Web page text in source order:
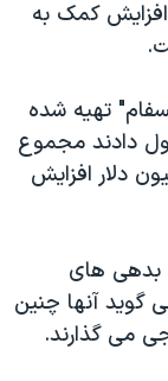
کمک به
تهيه شده
قول دادند مجموع
را تا سال ۲۰۱۰ به ۵۰ ميليون دلار افزايش
بدهی های
گويد آنها چنين
می گذارند.